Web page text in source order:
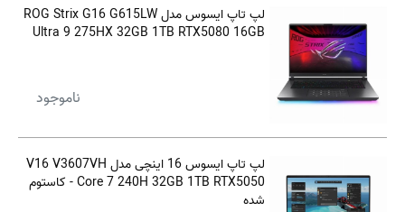
لپ تاپ ایسوس مدل ROG Strix G16 G615LW
Ultra 9 275HX 32GB 1TB RTX5080 16GB
ناموجود
لپ تاپ ایسوس 16 اینچی مدل V16 V3607VH
Core 7 240H 32GB 1TB RTX5050 - کاستوم
شده